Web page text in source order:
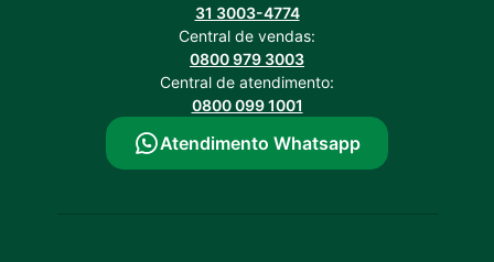
Atendimento Whatsapp
31 3003-4774
Central de vendas:
0800 979 3003
Central de atendimento:
0800 099 1001